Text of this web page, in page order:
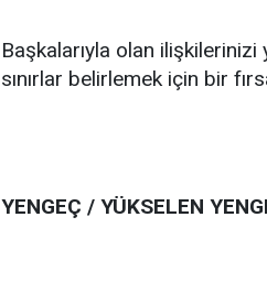
Başkalarıyla olan
sınırlar belirlemek için bir
YENGEÇ / YÜKSELEN